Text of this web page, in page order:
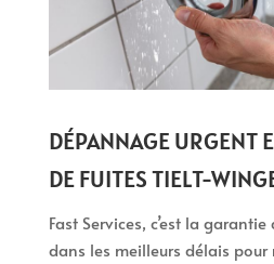
DÉPANNAGE URGENT
DE FUITES TIELT-
Fast Services, c’est la
dans les meilleurs délais pour